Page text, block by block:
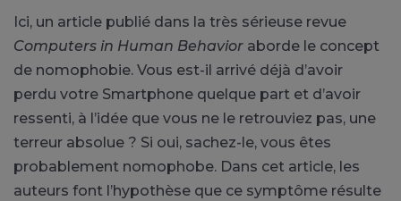
Ici, un article publié dans la très sérieuse revue
Computers in Human Behavior aborde le concept
de nomophobie. Vous est-il arrivé déjà d’avoir
perdu votre Smartphone quelque part et d’avoir
ressenti, à l’idée que vous ne le retrouviez pas, une
terreur absolue ? Si oui, sachez-le, vous êtes
probablement nomophobe. Dans cet article, les
auteurs font l’hypothèse que ce symptôme résulte